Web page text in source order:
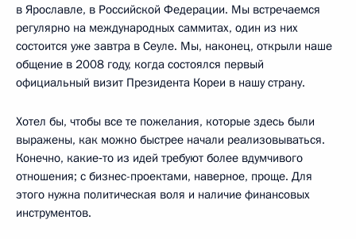
в Ярославле, в Российской Федерации. Мы встречаемся
регулярно на международных саммитах, один из них
состоится уже завтра в Сеуле. Мы, наконец, открыли наше
общение в 2008 году, когда состоялся первый
официальный визит Президента Кореи в нашу страну.
Хотел бы, чтобы все те пожелания, которые здесь были
выражены, как можно быстрее начали реализовываться.
Конечно, какие‑то из идей требуют более вдумчивого
отношения; с бизнес-проектами, наверное, проще. Для
этого нужна политическая воля и наличие финансовых
инструментов.